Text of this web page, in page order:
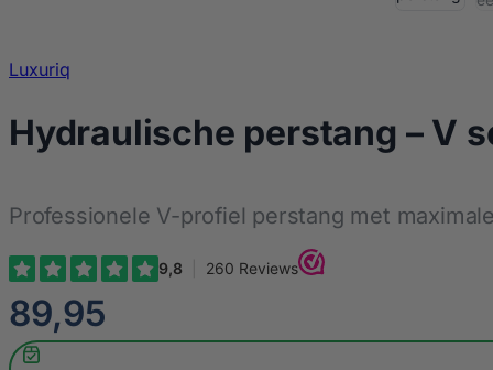
Luxuriq
Hydraulische perstang – V
Professionele V-profiel perstang met
€
89,95